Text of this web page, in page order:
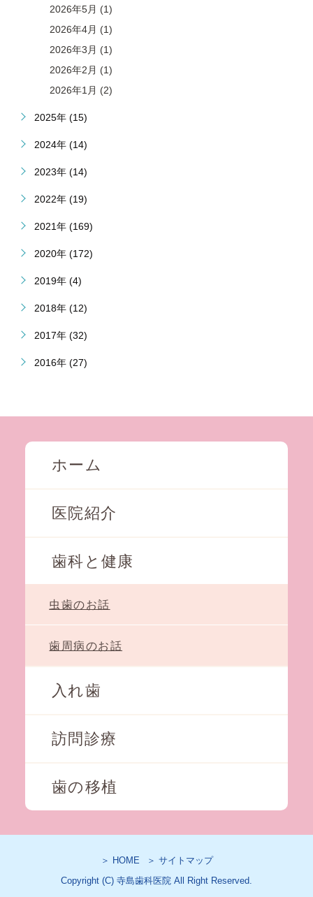
2026年5月 (1)
2026年4月 (1)
2026年3月 (1)
2026年2月 (1)
2026年1月 (2)
2025年 (15)
2024年 (14)
2023年 (14)
2022年 (19)
2021年 (169)
2020年 (172)
2019年 (4)
2018年 (12)
2017年 (32)
2016年 (27)
ホーム
医院紹介
歯科と健康
虫歯のお話
歯周病のお話
入れ歯
訪問診療
歯の移植
＞ HOME
＞ サイトマップ
Copyright (C) 寺島歯科医院 All Right Reserved.